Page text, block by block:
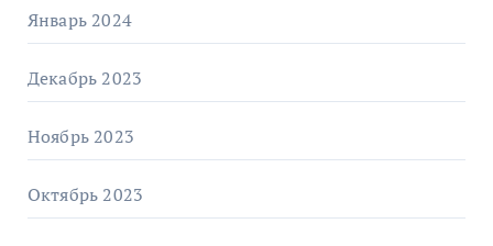
Январь 2024
Декабрь 2023
Ноябрь 2023
Октябрь 2023